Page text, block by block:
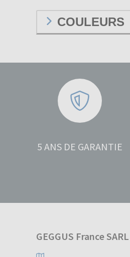
COULEURS
5 ANS DE GARANTIE
GEGGUS France SARL